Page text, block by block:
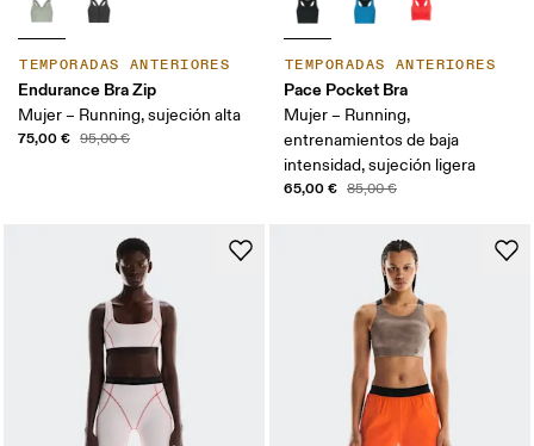
TEMPORADAS ANTERIORES
Endurance Bra Zip
Mujer – Running, sujeción alta
75,00 € 95,00 €
TEMPORADAS ANTERIORES
Pace Pocket Bra
Mujer – Running,
entrenamientos de baja
intensidad, sujeción ligera
65,00 € 85,00 €